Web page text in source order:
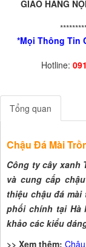
GIAO HÀNG
*Mọi Thông Tin
Hotline:
Tổng quan
Chậu Đá Mài
Công ty cây xanh
và cung cấp
thiệu chậu đá mài
phối chính tại Hà
khảo các kiểu
>> Xem thêm: